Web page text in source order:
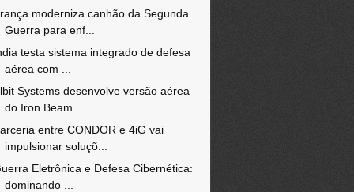
moderniza canhão da Segunda
Guerra para enf...
testa sistema integrado de defesa
aérea com ...
Systems desenvolve versão aérea
do Iron Beam...
entre CONDOR e 4iG vai
impulsionar soluçõ...
Eletrônica e Defesa Cibernética:
dominando ...